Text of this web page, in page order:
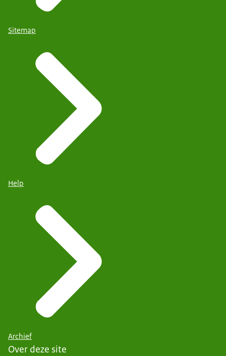
Sitemap
Help
Archief
Over deze site